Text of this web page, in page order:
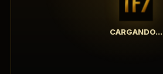
CARGANDO...